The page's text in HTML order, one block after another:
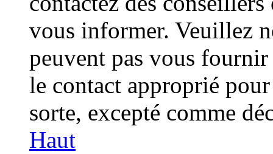
vous informer. Veuillez
peuvent pas vous fournir
le contact approprié
sorte, excepté comme
Haut